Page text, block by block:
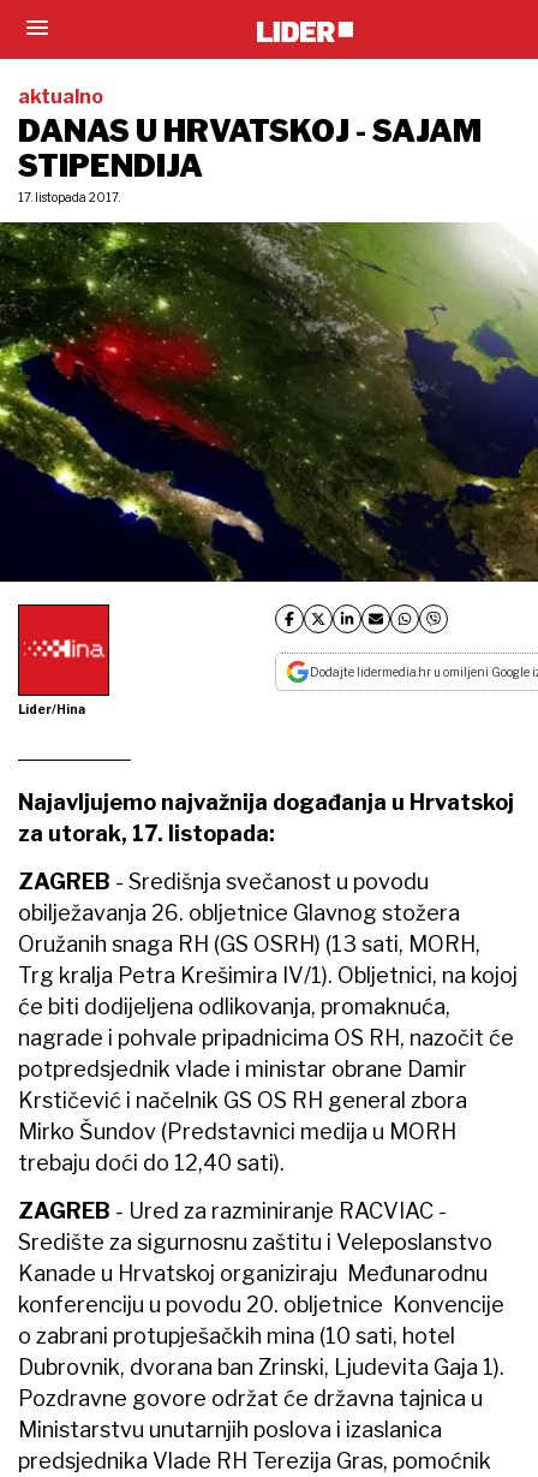
aktualno
DANAS U HRVATSKOJ - SAJAM
STIPENDIJA
17. listopada 2017.
Lider/Hina
Dodajte lidermedia.hr u omiljeni Google
Najavljujemo najvažnija događanja u Hrvatskoj
za utorak, 17. listopada:
ZAGREB - Središnja svečanost u povodu
obilježavanja 26. obljetnice Glavnog stožera
Oružanih snaga RH (GS OSRH) (13 sati, MORH,
Trg kralja Petra Krešimira IV/1). Obljetnici, na kojoj
će biti dodijeljena odlikovanja, promaknuća,
nagrade i pohvale pripadnicima OS RH, nazočit će
potpredsjednik vlade i ministar obrane Damir
Krstičević i načelnik GS OS RH general zbora
Mirko Šundov (Predstavnici medija u MORH
trebaju doći do 12,40 sati).
ZAGREB - Ured za razminiranje RACVIAC -
Središte za sigurnosnu zaštitu i Veleposlanstvo
Kanade u Hrvatskoj organiziraju Međunarodnu
konferenciju u povodu 20. obljetnice Konvencije
o zabrani protupješačkih mina (10 sati, hotel
Dubrovnik, dvorana ban Zrinski, Ljudevita Gaja 1).
Pozdravne govore održat će državna tajnica u
Ministarstvu unutarnjih poslova i izaslanica
predsjednika Vlade RH Terezija Gras, pomoćnik